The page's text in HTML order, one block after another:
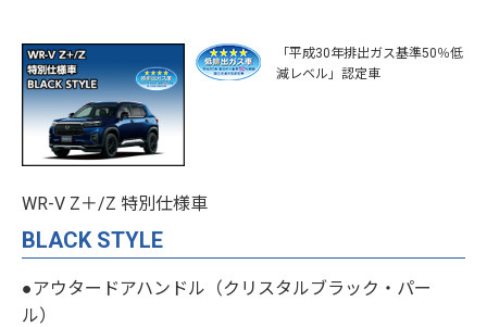
「平成30年排出ガス基準50％低
減レベル」認定車
WR-V Z＋/Z 特別仕様車
BLACK STYLE
●アウタードアハンドル（クリスタルブラック・パー
ル）